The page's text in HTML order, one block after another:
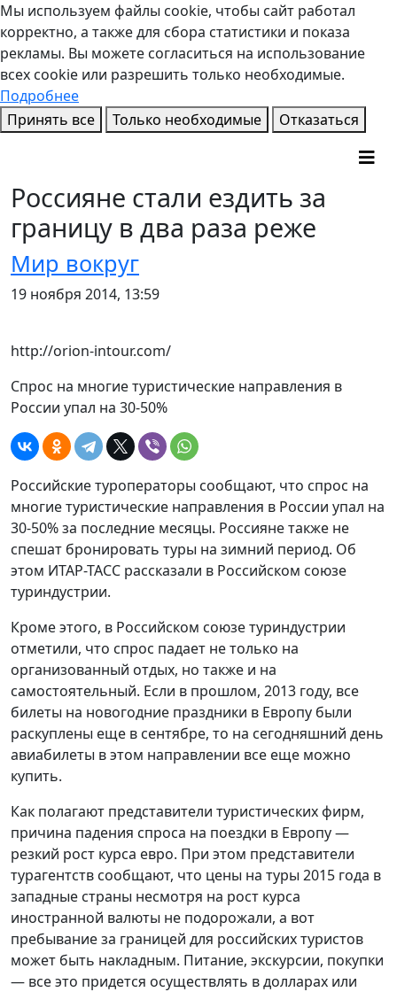
Мы используем файлы cookie, чтобы сайт работал
корректно, а также для сбора статистики и показа
рекламы. Вы можете согласиться на использование
всех cookie или разрешить только необходимые.
Подробнее
Принять все
Только необходимые Отказаться
Россияне стали ездить за
границу в два раза реже
Мир вокруг
19 ноября 2014, 13:59
http://orion-intour.com/
Спрос на многие туристические направления в
России упал на 30-50%
Российские туроператоры сообщают, что спрос на
многие туристические направления в России упал на
30-50% за последние месяцы. Россияне также не
спешат бронировать туры на зимний период. Об
этом ИТАР-ТАСС рассказали в Российском союзе
туриндустрии.
Кроме этого, в Российском союзе туриндустрии
отметили, что спрос падает не только на
организованный отдых, но также и на
самостоятельный. Если в прошлом, 2013 году, все
билеты на новогодние праздники в Европу были
раскуплены еще в сентябре, то на сегодняшний день
авиабилеты в этом направлении все еще можно
купить.
Как полагают представители туристических фирм,
причина падения спроса на поездки в Европу —
резкий рост курса евро. При этом представители
турагентств сообщают, что цены на туры 2015 года в
западные страны несмотря на рост курса
иностранной валюты не подорожали, а вот
пребывание за границей для российских туристов
может быть накладным. Питание, экскурсии, покупки
— все это придется осуществлять в долларах или